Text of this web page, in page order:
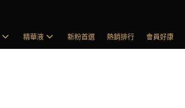
精華液 新粉首選 熱銷排行 會員好康